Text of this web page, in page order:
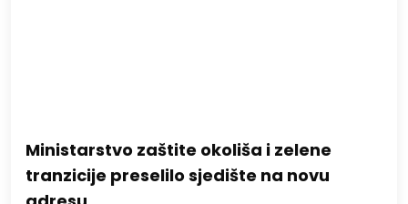
Ministarstvo zaštite okoliša i zelene
tranzicije preselilo sjedište na novu